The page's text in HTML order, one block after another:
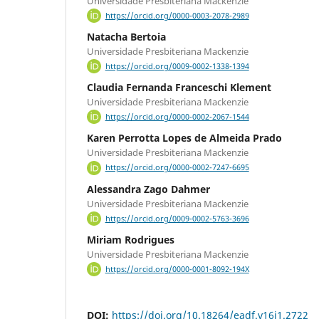
https://orcid.org/0000-0003-2078-2989
Natacha Bertoia
Universidade Presbiteriana Mackenzie
https://orcid.org/0009-0002-1338-1394
Claudia Fernanda Franceschi Klement
Universidade Presbiteriana Mackenzie
https://orcid.org/0000-0002-2067-1544
Karen Perrotta Lopes de Almeida Prado
Universidade Presbiteriana Mackenzie
https://orcid.org/0000-0002-7247-6695
Alessandra Zago Dahmer
Universidade Presbiteriana Mackenzie
https://orcid.org/0009-0002-5763-3696
Miriam Rodrigues
Universidade Presbiteriana Mackenzie
https://orcid.org/0000-0001-8092-194X
DOI: https://doi.org/10.18264/eadf.v16i1.2722